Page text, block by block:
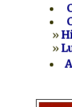
»
»